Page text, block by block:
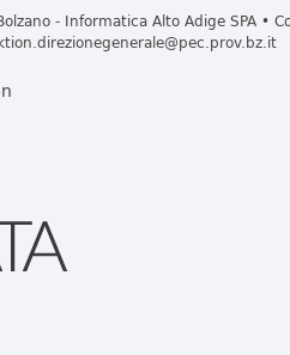
- Informatica Alto Adige SPA •